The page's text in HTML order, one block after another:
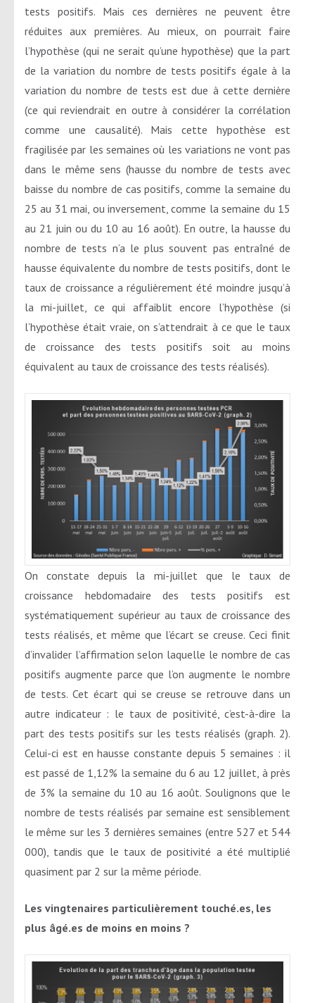
tests positifs. Mais ces dernières ne peuvent être
réduites aux premières. Au mieux, on pourrait faire
l’hypothèse (qui ne serait qu’une hypothèse) que la part
de la variation du nombre de tests positifs égale à la
variation du nombre de tests est due à cette dernière
(ce qui reviendrait en outre à considérer la corrélation
comme une causalité). Mais cette hypothèse est
fragilisée par les semaines où les variations ne vont pas
dans le même sens (hausse du nombre de tests avec
baisse du nombre de cas positifs, comme la semaine du
25 au 31 mai, ou inversement, comme la semaine du 15
au 21 juin ou du 10 au 16 août). En outre, la hausse du
nombre de tests n’a le plus souvent pas entraîné de
hausse équivalente du nombre de tests positifs, dont le
taux de croissance a régulièrement été moindre jusqu’à
la mi-juillet, ce qui affaiblit encore l’hypothèse (si
l’hypothèse était vraie, on s’attendrait à ce que le taux
de croissance des tests positifs soit au moins
équivalent au taux de croissance des tests réalisés).
On constate depuis la mi-juillet que le taux de
croissance hebdomadaire des tests positifs est
systématiquement supérieur au taux de croissance des
tests réalisés, et même que l’écart se creuse. Ceci finit
d’invalider l’affirmation selon laquelle le nombre de cas
positifs augmente parce que l’on augmente le nombre
de tests. Cet écart qui se creuse se retrouve dans un
autre indicateur : le taux de positivité, c’est-à-dire la
part des tests positifs sur les tests réalisés (graph. 2).
Celui-ci est en hausse constante depuis 5 semaines : il
est passé de 1,12% la semaine du 6 au 12 juillet, à près
de 3% la semaine du 10 au 16 août. Soulignons que le
nombre de tests réalisés par semaine est sensiblement
le même sur les 3 dernières semaines (entre 527 et 544
000), tandis que le taux de positivité a été multiplié
quasiment par 2 sur la même période.
Les vingtenaires particulièrement touché.es, les
plus âgé.es de moins en moins ?